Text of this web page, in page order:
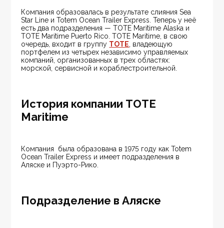
Компания образовалась в результате слияния Sea
Star Line и Totem Ocean Trailer Express. Теперь у неё
есть два подразделения — TOTE Maritime Alaska и
TOTE Maritime Puerto Rico. TOTE Maritime, в свою
очередь, входит в группу TOTE, владеющую
портфелем из четырех независимо управляемых
компаний, организованных в трех областях:
морской, сервисной и кораблестроительной.
История компании TOTE
Maritime
Компания  была образована в 1975 году как Totem
Ocean Trailer Express и имеет подразделения в
Аляске и Пуэрто-Рико.
Подразделение в Аляске